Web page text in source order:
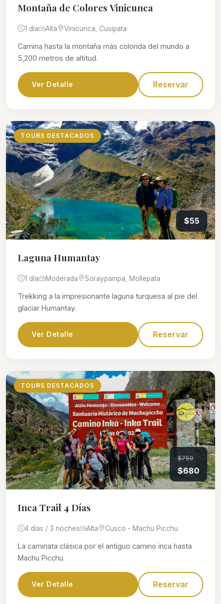
Montaña de Colores Vinicunca
1 día Alta Vinicunca, Cusipata
Camina hasta la montaña más colorida del mundo a
5,200 metros de altitud.
Ver Detalle Reservar
TOURS DESTACADOS
$55
Laguna Humantay
1 día Moderada Soraypampa, Mollepata
Trekking a la impresionante laguna turquesa al pie del
glaciar Humantay.
Ver Detalle Reservar
TOURS DESTACADOS
$750
$680
Inca Trail 4 Días
4 días / 3 noches Alta Cusco - Machu Picchu
La caminata clásica por el antiguo camino inca hasta
Machu Picchu.
Ver Detalle Reservar